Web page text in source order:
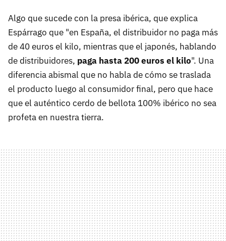
Algo que sucede con la presa ibérica, que explica
Espárrago que "en España, el distribuidor no paga más
de 40 euros el kilo, mientras que el japonés, hablando
de distribuidores, paga hasta 200 euros el kilo". Una
diferencia abismal que no habla de cómo se traslada
el producto luego al consumidor final, pero que hace
que el auténtico cerdo de bellota 100% ibérico no sea
profeta en nuestra tierra.